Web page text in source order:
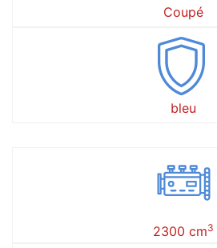
Coupé
bleu
2300 cm3